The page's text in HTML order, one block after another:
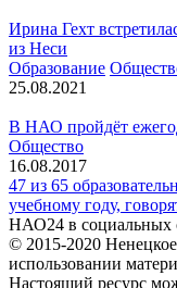
Ирина Гехт
из Неси
Образование
25.08.2021
В НАО пройдёт
Общество
16.08.2017
47 из 65
учебному году,
НАО24 в социальных
© 2015-2020
использовании
Настоящий ресурс